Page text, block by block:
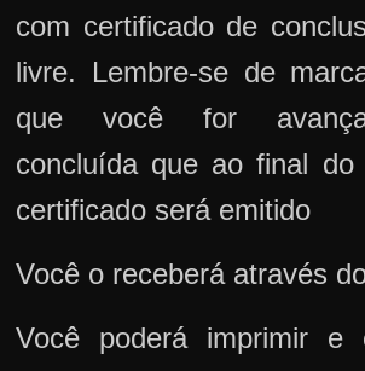
com certificado de
livre. Lembre-se de
que você for
concluída que ao final
certificado será emitido
Você o receberá através
Você poderá imprimir e